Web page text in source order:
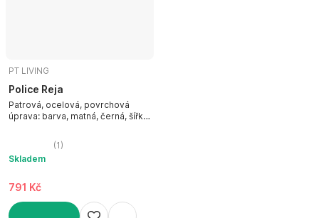
PT LIVING
Police Reja
Patrová, ocelová, povrchová
úprava: barva, matná, černá, šířka
(1 )
Skladem
791 Kč